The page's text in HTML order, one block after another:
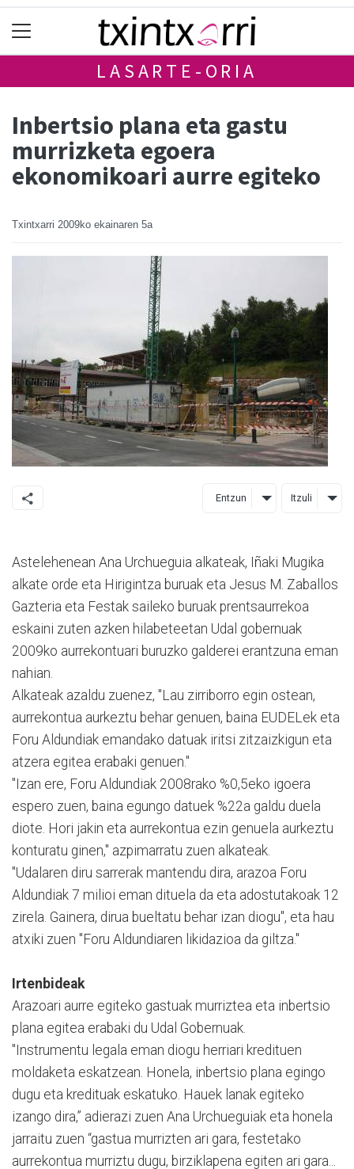
LASARTE-ORIA
Inbertsio plana eta gastu
murrizketa egoera
ekonomikoari aurre egiteko
Txintxarri 2009ko ekainaren 5a
Entzun Itzuli
Astelehenean Ana Urchueguia alkateak, Iñaki Mugika
alkate orde eta Hirigintza buruak eta Jesus M. Zaballos
Gazteria eta Festak saileko buruak prentsaurrekoa
eskaini zuten azken hilabeteetan Udal gobernuak
2009ko aurrekontuari buruzko galderei erantzuna eman
nahian.
Alkateak azaldu zuenez, "Lau zirriborro egin ostean,
aurrekontua aurkeztu behar genuen, baina EUDELek eta
Foru Aldundiak emandako datuak iritsi zitzaizkigun eta
atzera egitea erabaki genuen."
"Izan ere, Foru Aldundiak 2008rako %0,5eko igoera
espero zuen, baina egungo datuek %22a galdu duela
diote. Hori jakin eta aurrekontua ezin genuela aurkeztu
konturatu ginen," azpimarratu zuen alkateak.
"Udalaren diru sarrerak mantendu dira, arazoa Foru
Aldundiak 7 milioi eman dituela da eta adostutakoak 12
zirela. Gainera, dirua bueltatu behar izan diogu", eta hau
atxiki zuen "Foru Aldundiaren likidazioa da giltza."
Irtenbideak
Arazoari aurre egiteko gastuak murriztea eta inbertsio
plana egitea erabaki du Udal Gobernuak.
"Instrumentu legala eman diogu herriari kredituen
moldaketa eskatzean. Honela, inbertsio plana egingo
dugu eta kredituak eskatuko. Hauek lanak egiteko
izango dira,” adierazi zuen Ana Urchueguiak eta honela
jarraitu zuen “gastua murrizten ari gara, festetako
aurrekontua murriztu dugu, birziklapena egiten ari gara...